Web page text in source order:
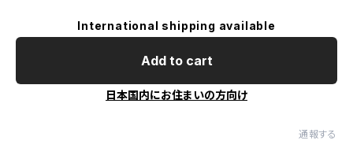
International shipping available
Add to cart
日本国内にお住まいの方向け
通報する